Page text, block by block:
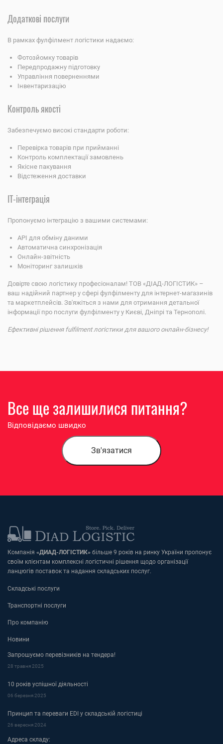
Додаткові послуги
В рамках фулфілмент логістики надаємо:
Фотозйомку товарів
Передпродажну підготовку
Управління поверненнями
Інвентаризацію
Контроль якості
Забезпечуємо високі стандарти роботи:
Перевірка товарів при прийманні
Контроль комплектації замовлень
Якісне пакування
Відстеження доставки
ІТ-інтеграція
Пропонуємо інтеграцію з вашими системами:
API для обміну даними
Автоматична синхронізація
Онлайн-звітність
Моніторинг залишків
Довірте свою логістику професіоналам! ТОВ «ДІАД-ЛОГІСТИК» –
ваш надійний партнер у сфері фулфілменту для інтернет-магазинів
та маркетплейсів. Зв'яжіться з нами для отримання детальної
інформації про послуги фулфілменту у Києві, Дніпрі та Тернополі.
Ефективні рішення fulfilment логістики для вашого онлайн-бізнесу!
Все ще залишилися питання?
Відповідаємо швидко
Компанія «ДИАД-ЛОГІСТИК» більше 9 років на ринку України пропонує
своїм клієнтам комплексні логістичні рішення щодо організації
ланцюгів поставок та надання складських послуг.
Складські послуги
Транспортні послуги
Про компанію
Новини
Запрошуємо перевізників на тендера!
28 травня 2025
10 років успішної діяльності
06 березня 2025
Принцип та переваги EDI у складській логістиці
26 вересня 2024
Адреса складу: